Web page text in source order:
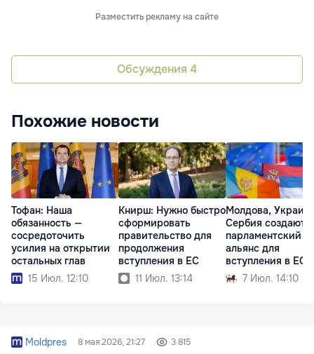
Разместить рекламу на сайте
Обсуждения 4
Похожие новости
Тофан: Наша
обязанность —
сосредоточить
усилия на открытии
остальных глав
15 Июл. 12:10
Книрш: Нужно быстро
сформировать
правительство для
продолжения
вступления в ЕС
11 Июл. 13:14
Молдова,
Сербия создают
парламентский
альянс для
вступления в ЕС
7 Июл. 14:10
Moldpres 8 мая 2026, 21:27 3 815